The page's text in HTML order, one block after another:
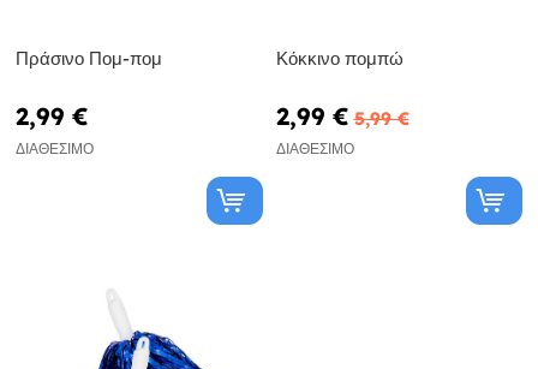
Πράσινο Πομ-πομ
2,99 €
ΔΙΑΘΈΣΙΜΟ
Κόκκινο πομπώ
2,99 € 5,99 €
ΔΙΑΘΈΣΙΜΟ